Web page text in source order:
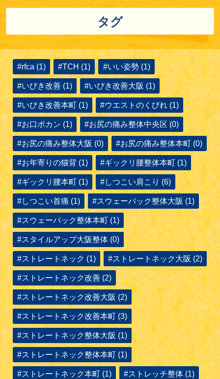
タグ
#rfca (1) #TCH (1) #いい姿勢 (1)
#いびき改善 (1) #いびき改善大阪 (1)
#いびき改善本町 (1) #ウエストのくびれ (1)
#お口ポカン (1) #お尻の痛み整体中央区 (0)
#お尻の痛み整体大阪 (0) #お尻の痛み整体本町 (0)
#お年寄りの猫背 (1) #ギックリ腰整体本町 (1)
#ギックリ腰本町 (1) #しつこい肩こり (6)
#しつこい首痛 (1) #スウェーバック整体大阪 (1)
#スウェーバック整体本町 (1)
#スタイルアップ大阪整体 (0)
#ストレートネック (1) #ストレートネック大阪 (2)
#ストレートネック改善 (2)
#ストレートネック改善大阪 (2)
#ストレートネック改善本町 (3)
#ストレートネック整体大阪 (1)
#ストレートネック整体本町 (1)
#ストレートネック本町 (1) #ストレッチ整体 (1)